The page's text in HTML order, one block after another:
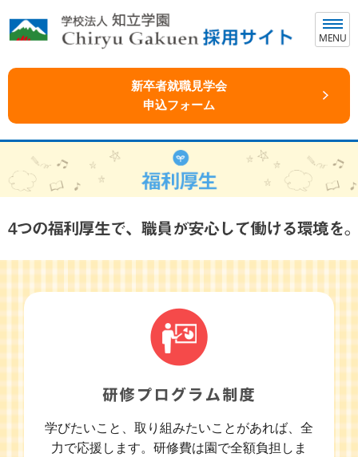
新卒者就職見学会
申込フォーム
MENU
学びたいこと、取り組みたいことがあれば、全
力で応援します。研修費は園で全額負担しま